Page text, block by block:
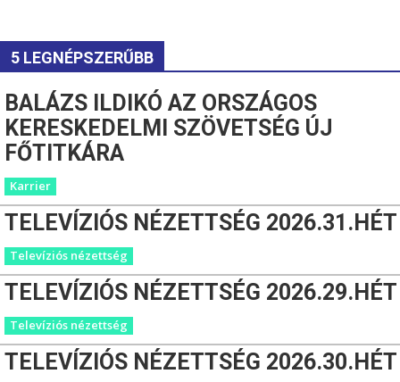
5 LEGNÉPSZERŰBB
BALÁZS ILDIKÓ AZ ORSZÁGOS
KERESKEDELMI SZÖVETSÉG ÚJ
FŐTITKÁRA
Karrier
TELEVÍZIÓS NÉZETTSÉG 2026.31.HÉT
Televíziós nézettség
TELEVÍZIÓS NÉZETTSÉG 2026.29.HÉT
Televíziós nézettség
TELEVÍZIÓS NÉZETTSÉG 2026.30.HÉT